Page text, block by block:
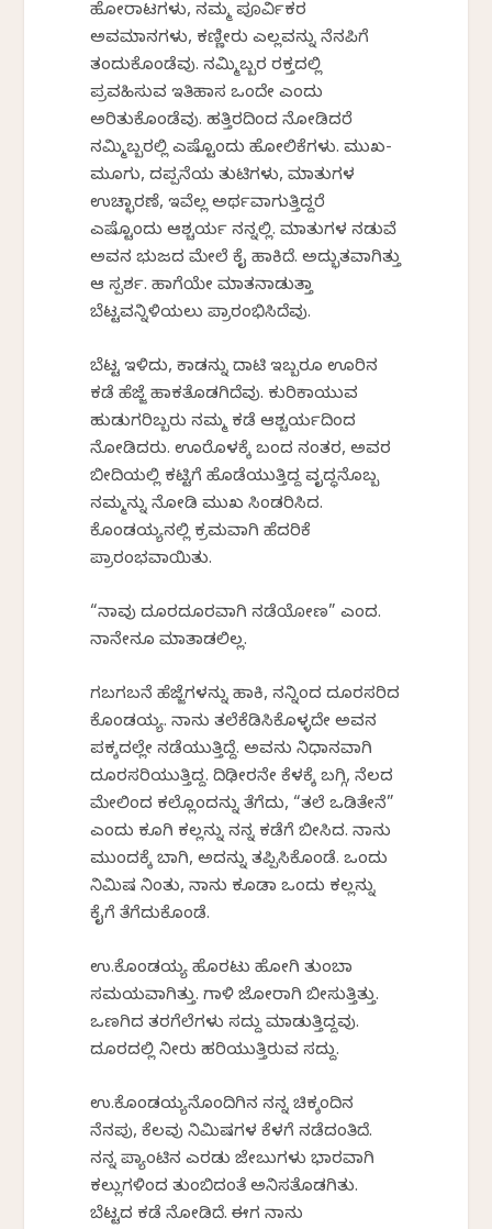
ಹೋರಾಟಗಳು, ನಮ್ಮ ಪೂರ್ವಿಕರ
ಅವಮಾನಗಳು, ಕಣ್ಣೀರು ಎಲ್ಲವನ್ನು ನೆನಪಿಗೆ
ತಂದುಕೊಂಡೆವು. ನಮ್ಮಿಬ್ಬರ ರಕ್ತದಲ್ಲಿ
ಪ್ರವಹಿಸುವ ಇತಿಹಾಸ ಒಂದೇ ಎಂದು
ಅರಿತುಕೊಂಡೆವು. ಹತ್ತಿರದಿಂದ ನೋಡಿದರೆ
ನಮ್ಮಿಬ್ಬರಲ್ಲಿ ಎಷ್ಟೊಂದು ಹೋಲಿಕೆಗಳು. ಮುಖ-
ಮೂಗು, ದಪ್ಪನೆಯ ತುಟಿಗಳು, ಮಾತುಗಳ
ಉಚ್ಛಾರಣೆ, ಇವೆಲ್ಲ ಅರ್ಥವಾಗುತ್ತಿದ್ದರೆ
ಎಷ್ಟೊಂದು ಆಶ್ಚರ್ಯ ನನ್ನಲ್ಲಿ. ಮಾತುಗಳ ನಡುವೆ
ಅವನ ಭುಜದ ಮೇಲೆ ಕೈ ಹಾಕಿದೆ. ಅದ್ಭುತವಾಗಿತ್ತು
ಆ ಸ್ಪರ್ಶ. ಹಾಗೆಯೇ ಮಾತನಾಡುತ್ತಾ
ಬೆಟ್ಟವನ್ನಿಳಿಯಲು ಪ್ರಾರಂಭಿಸಿದೆವು.
ಬೆಟ್ಟ ಇಳಿದು, ಕಾಡನ್ನು ದಾಟಿ ಇಬ್ಬರೂ ಊರಿನ
ಕಡೆ ಹೆಜ್ಜೆ ಹಾಕತೊಡಗಿದೆವು. ಕುರಿಕಾಯುವ
ಹುಡುಗರಿಬ್ಬರು ನಮ್ಮ ಕಡೆ ಆಶ್ಚರ್ಯದಿಂದ
ನೋಡಿದರು. ಊರೊಳಕ್ಕೆ ಬಂದ ನಂತರ, ಅವರ
ಬೀದಿಯಲ್ಲಿ ಕಟ್ಟಿಗೆ ಹೊಡೆಯುತ್ತಿದ್ದ ವೃದ್ಧನೊಬ್ಬ
ನಮ್ಮನ್ನು ನೋಡಿ ಮುಖ ಸಿಂಡರಿಸಿದ.
ಕೊಂಡಯ್ಯನಲ್ಲಿ ಕ್ರಮವಾಗಿ ಹೆದರಿಕೆ
ಪ್ರಾರಂಭವಾಯಿತು.
“ನಾವು ದೂರದೂರವಾಗಿ ನಡೆಯೋಣ” ಎಂದ.
ನಾನೇನೂ ಮಾತಾಡಲಿಲ್ಲ.
ಗಬಗಬನೆ ಹೆಜ್ಜೆಗಳನ್ನು ಹಾಕಿ, ನನ್ನಿಂದ ದೂರಸರಿದ
ಕೊಂಡಯ್ಯ. ನಾನು ತಲೆಕೆಡಿಸಿಕೊಳ್ಳದೇ ಅವನ
ಪಕ್ಕದಲ್ಲೇ ನಡೆಯುತ್ತಿದ್ದೆ. ಅವನು ನಿಧಾನವಾಗಿ
ದೂರಸರಿಯುತ್ತಿದ್ದ. ದಿಢೀರನೇ ಕೆಳಕ್ಕೆ ಬಗ್ಗಿ, ನೆಲದ
ಮೇಲಿಂದ ಕಲ್ಲೊಂದನ್ನು ತೆಗೆದು, “ತಲೆ ಒಡಿತೇನೆ”
ಎಂದು ಕೂಗಿ ಕಲ್ಲನ್ನು ನನ್ನ ಕಡೆಗೆ ಬೀಸಿದ. ನಾನು
ಮುಂದಕ್ಕೆ ಬಾಗಿ, ಅದನ್ನು ತಪ್ಪಿಸಿಕೊಂಡೆ. ಒಂದು
ನಿಮಿಷ ನಿಂತು, ನಾನು ಕೂಡಾ ಒಂದು ಕಲ್ಲನ್ನು
ಕೈಗೆ ತೆಗೆದುಕೊಂಡೆ.
ಉ.ಕೊಂಡಯ್ಯ ಹೊರಟು ಹೋಗಿ ತುಂಬಾ
ಸಮಯವಾಗಿತ್ತು. ಗಾಳಿ ಜೋರಾಗಿ ಬೀಸುತ್ತಿತ್ತು.
ಒಣಗಿದ ತರಗೆಲೆಗಳು ಸದ್ದು ಮಾಡುತ್ತಿದ್ದವು.
ದೂರದಲ್ಲಿ ನೀರು ಹರಿಯುತ್ತಿರುವ ಸದ್ದು.
ಉ.ಕೊಂಡಯ್ಯನೊಂದಿಗಿನ ನನ್ನ ಚಿಕ್ಕಂದಿನ
ನೆನಪು, ಕೆಲವು ನಿಮಿಷಗಳ ಕೆಳಗೆ ನಡೆದಂತಿದೆ.
ನನ್ನ ಪ್ಯಾಂಟಿನ ಎರಡು ಜೇಬುಗಳು ಭಾರವಾಗಿ
ಕಲ್ಲುಗಳಿಂದ ತುಂಬಿದಂತೆ ಅನಿಸತೊಡಗಿತು.
ಬೆಟ್ಟದ ಕಡೆ ನೋಡಿದೆ. ಈಗ ನಾನು